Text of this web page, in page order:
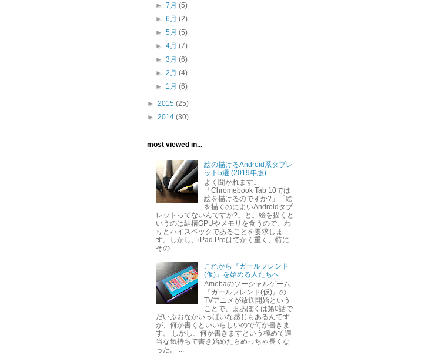
►7月(5)
►6月(2)
►5月(5)
►4月(7)
►3月(6)
►2月(4)
► 1月(6)
► 2015 (25)
► 2014 (30)
most viewed in...
絵の描けるAndroid系タブレ
ット5選 (2019年版)
よく聞かれます。
「Chromebook Tab 10では
絵を描けるのですか?」「絵
を描くのによいAndroidタブ
レットってないんですか?」と。絵を描くと
いうのは結構GPUやメモリを食うので、わ
りとハイスペックであることを要求しま
す。しかし、iPad Proはでかく重く、特に
その...
これから『ガールフレンド
(仮)』を始める人たちへ
Amebaのソーシャルゲーム
『ガールフレンド(仮)』の
TVアニメが放送開始という
ことで、まあぼくは第0話で
だいぶおなかいっぱいな感じもあるんです
が、何か書くといいらしいので何か書きま
す。 しかし、何か書きますという極めて適
当な気持ちで書き始めたらめっちゃ長くな
った。 ...